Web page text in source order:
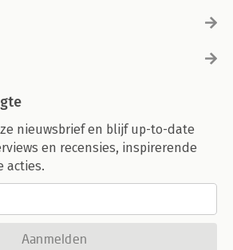
nieuwsbrief en blijf up-to-date
en recensies, inspirerende
acties.
Aanmelden